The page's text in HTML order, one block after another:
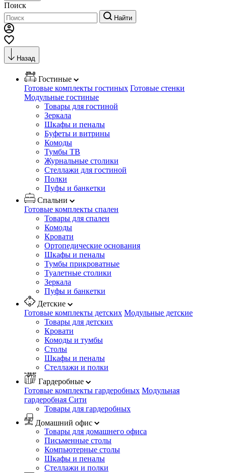
Поиск
Найти
Назад
Гостиные
Готовые комплекты гостиных Готовые стенки
Модульные гостиные
Товары для гостиной
Зеркала
Шкафы и пеналы
Буфеты и витрины
Комоды
Тумбы ТВ
Журнальные столики
Стеллажи для гостиной
Полки
Пуфы и банкетки
Спальни
Готовые комплекты спален
Товары для спален
Комоды
Кровати
Ортопедические основания
Шкафы и пеналы
Тумбы прикроватные
Туалетные столики
Зеркала
Пуфы и банкетки
Детские
Готовые комплекты детских Модульные детские
Товары для детских
Кровати
Комоды и тумбы
Столы
Шкафы и пеналы
Стеллажи и полки
Гардеробные
Готовые комплекты гардеробных Модульная
гардеробная Сити
Товары для гардеробных
Домашний офис
Товары для домашнего офиса
Письменные столы
Компьютерные столы
Шкафы и пеналы
Стеллажи и полки